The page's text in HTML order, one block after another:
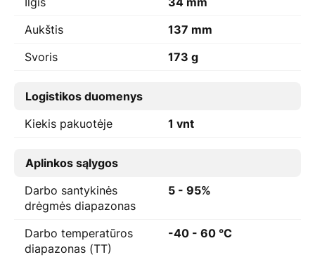
Aukštis
137 mm
Svoris
173 g
Logistikos duomenys
Kiekis pakuotėje
1 vnt
Aplinkos sąlygos
Darbo santykinės
drėgmės diapazonas
5 - 95%
Darbo temperatūros
diapazonas (TT)
-40 - 60 °C